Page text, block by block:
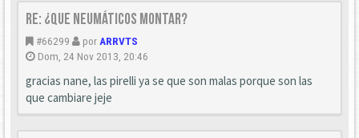
Re: ¿que neumáticos montar?
#66299 por ARRVTS
Dom, 24 Nov 2013, 20:46
gracias nane, las pirelli ya se que son malas porque son las
que cambiare jeje